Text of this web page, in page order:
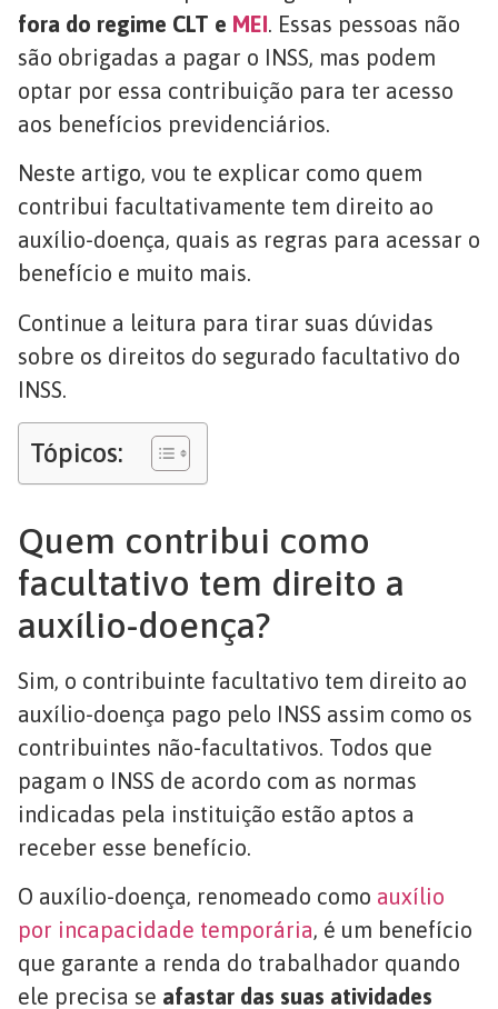
fora do regime CLT e MEI. Essas pessoas não
são obrigadas a pagar o INSS, mas podem
optar por essa contribuição para ter acesso
aos benefícios previdenciários.
Neste artigo, vou te explicar como quem
contribui facultativamente tem direito ao
auxílio-doença, quais as regras para acessar o
benefício e muito mais.
Continue a leitura para tirar suas dúvidas
sobre os direitos do segurado facultativo do
INSS.
Tópicos:
Quem contribui como
facultativo tem direito a
auxílio-doença?
Sim, o contribuinte facultativo tem direito ao
auxílio-doença pago pelo INSS assim como os
contribuintes não-facultativos. Todos que
pagam o INSS de acordo com as normas
indicadas pela instituição estão aptos a
receber esse benefício.
O auxílio-doença, renomeado como auxílio
por incapacidade temporária, é um benefício
que garante a renda do trabalhador quando
ele precisa se afastar das suas atividades